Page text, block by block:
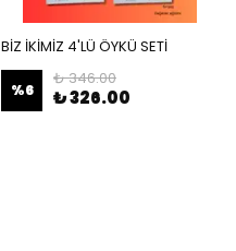
BİZ İKİMİZ 4'LÜ ÖYKÜ SETİ
%6
₺ 346.00
₺ 326.00